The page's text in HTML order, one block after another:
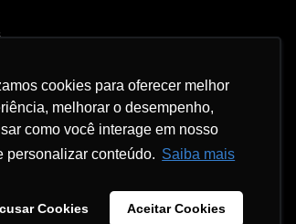
cookies para oferecer melhor
melhorar o desempenho,
como você interage em nosso
personalizar conteúdo. Saiba mais
Cookies Aceitar Cookies
cookies para oferecer melhor
melhorar o desempenho,
como você interage em nosso
personalizar conteúdo. Saiba mais
Cookies Aceitar Cookies